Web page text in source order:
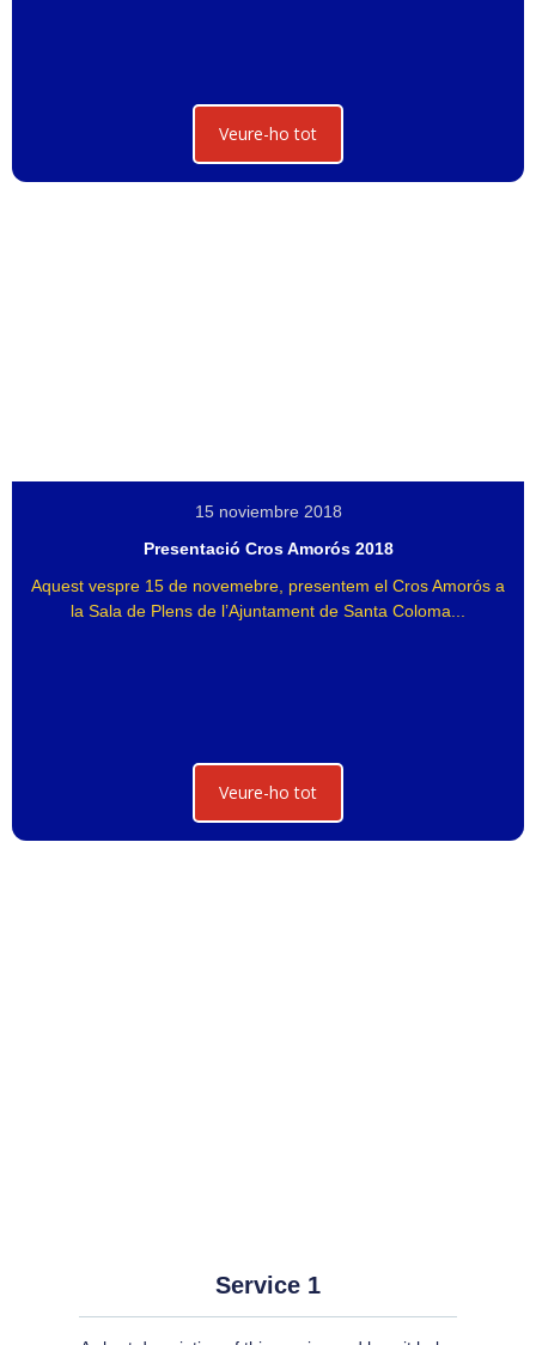
Veure-ho tot
15 noviembre 2018
Presentació Cros Amorós 2018
Aquest vespre 15 de novemebre, presentem el Cros Amorós a
la Sala de Plens de l’Ajuntament de Santa Coloma...
Veure-ho tot
Service 1